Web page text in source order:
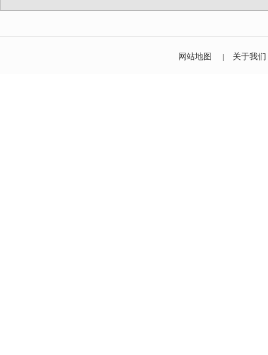
网站地图 关于我们